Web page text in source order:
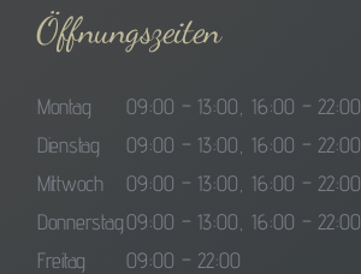
Öffnungszeiten
Montag
09:00 – 13:00, 16:00 – 22:00
Dienstag
09:00 – 13:00, 16:00 – 22:00
Mittwoch
09:00 – 13:00, 16:00 – 22:00
Donnerstag09:00 – 13:00, 16:00 – 22:00
Freitag
09:00 – 22:00